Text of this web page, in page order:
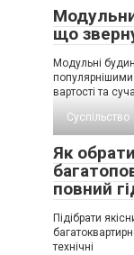
що
Модульні
вартості та
Суспільство
Як
повний
Підібрати
технічні